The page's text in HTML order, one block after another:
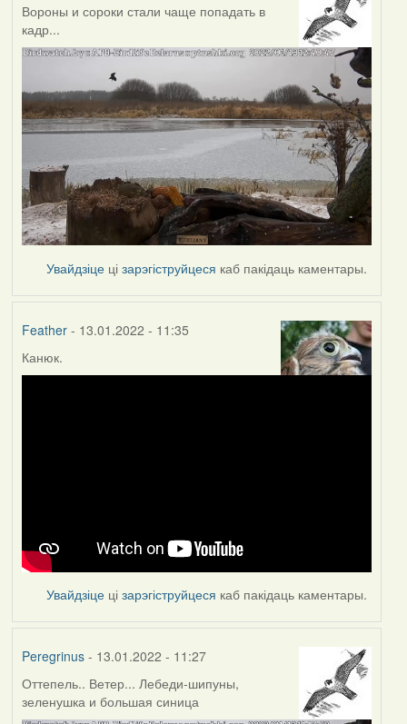
Вороны и сороки стали чаще попадать в
кадр...
Увайдзіце цізарэгіструйцеся каб пакідаць каментары.
Feather- 13.01.2022 - 11:35
Канюк.
Увайдзіце цізарэгіструйцеся каб пакідаць каментары.
Peregrinus- 13.01.2022 - 11:27
Оттепель.. Ветер... Лебеди-шипуны,
зеленушка и большая синица